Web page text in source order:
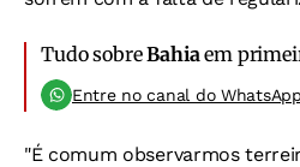
Tudo sobreBahiaem
Entre no canal do
"É comum observarmos